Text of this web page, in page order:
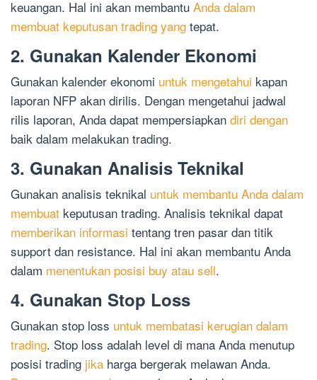
keuangan. Hal ini akan membantu Anda dalam
membuat keputusan trading yang tepat.
2. Gunakan Kalender Ekonomi
Gunakan kalender ekonomi untuk mengetahui kapan
laporan NFP akan dirilis. Dengan mengetahui jadwal
rilis laporan, Anda dapat mempersiapkan diri dengan
baik dalam melakukan trading.
3. Gunakan Analisis Teknikal
Gunakan analisis teknikal untuk membantu Anda dalam
membuat keputusan trading. Analisis teknikal dapat
memberikan informasi tentang tren pasar dan titik
support dan resistance. Hal ini akan membantu Anda
dalam menentukan posisi buy atau sell.
4. Gunakan Stop Loss
Gunakan stop loss untuk membatasi kerugian dalam
trading. Stop loss adalah level di mana Anda menutup
posisi trading jika harga bergerak melawan Anda.